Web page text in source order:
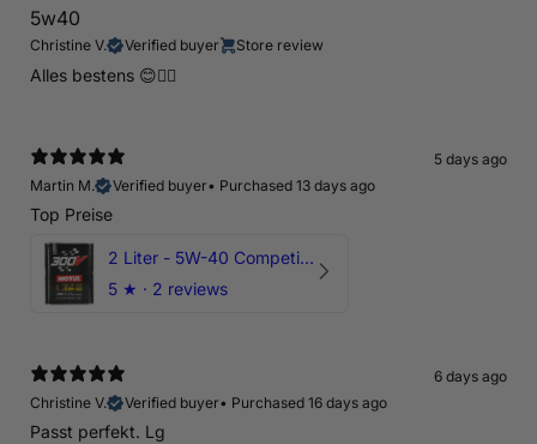
5w40
Christine V. Verified buyer Store review
Alles bestens 😊👍🏻
5 days ago
Martin M.
Verified buyer• Purchased 13 days ago
Top Preise
2 Liter - 5W-40 Competition 300V Motul Motoröl
5 ★ · 2 reviews
6 days ago
Christine V.
Verified buyer• Purchased 16 days ago
Passt perfekt. Lg